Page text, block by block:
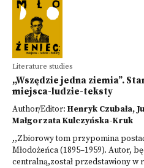
Literature studies
,,Wszędzie jedna ziemia”.
miejsca-ludzie-teksty
Author/Editor: Henryk Czubała,
Małgorzata Kulczyńska-Kruk
,,Zbiorowy tom przypomina
Młodożeńca (1895–1959). Autor,
centralną,został przedstawiony w